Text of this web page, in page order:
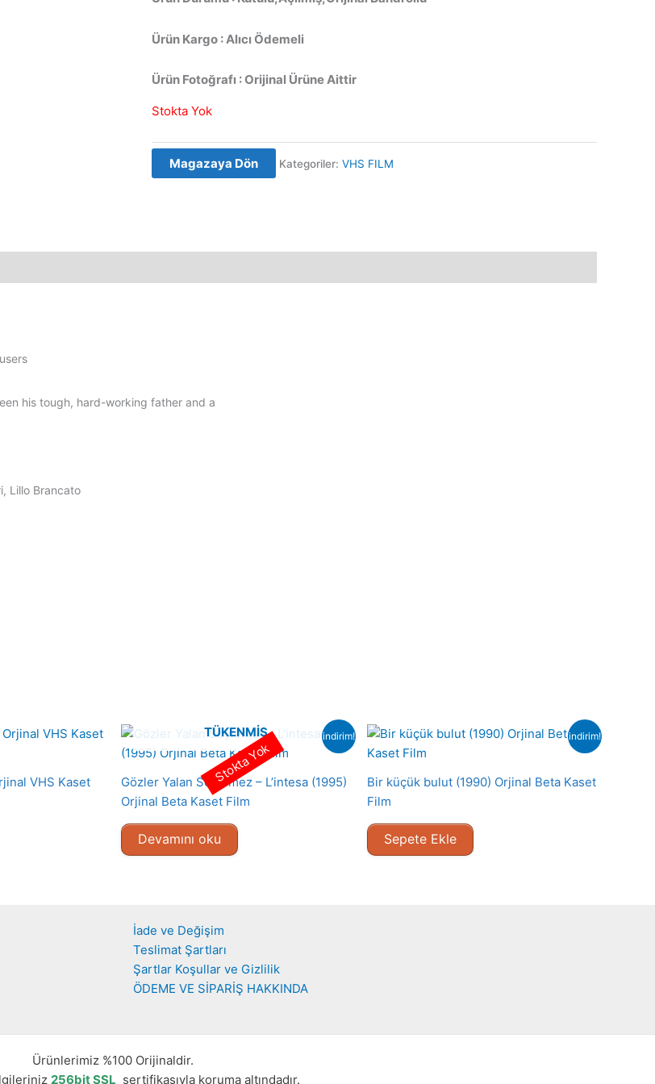
Ürün Kargo : Alıcı Ödemeli
Ürün Fotoğrafı : Orijinal Ürüne Aittir
Stokta Yok
Magazaya Dön Kategoriler: VHS FILM
his tough, hard-working father and a
Lillo Brancato
VHS Kaset
indirim!
TÜKENMIŞ
Gözler Yalan Söylemez – L’intesa (1995)
Orjinal Beta Kaset Film
Devamını oku
Stokta Yok
indirim!
Bir küçük bulut (1990) Orjinal Beta Kaset
Film
Sepete Ekle
İade ve Değişim
Teslimat Şartları
Şartlar Koşullar ve Gizlilik
ÖDEME VE SİPARİŞ HAKKINDA
Ürünlerimiz %100 Orijinaldir.
256bit SSL sertifikasıyla koruma altındadır.